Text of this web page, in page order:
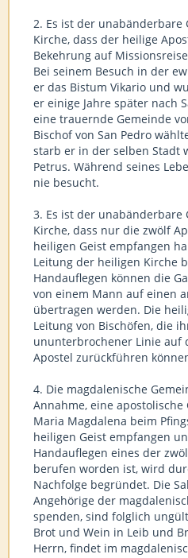
2. Es ist der unabänderbare
Kirche, dass der heilige
Bekehrung auf
Bei seinem Besuch in der
er das Bistum Vikario und
er einige Jahre später nach
eine trauernde Gemeinde
Bischof von San Pedro
starb er in der selben Stadt
Petrus. Während seines
nie besucht.
3. Es ist der unabänderbare
Kirche, dass nur die zwölf
heiligen Geist empfangen
Leitung der heiligen Kirche
Handauflegen können die
von einem Mann auf einen
übertragen werden. Die
Leitung von Bischöfen, die
ununterbrochener Linie auf
Apostel zurückführen
4. Die magdalenische
Annahme, eine apostolische
Maria Magdalena beim
heiligen Geist empfangen
Handauflegen eines der
berufen worden ist, wird
Nachfolge begründet. Die
Angehörige der
spenden, sind folglich
Brot und Wein in Leib und
Herrn, findet im